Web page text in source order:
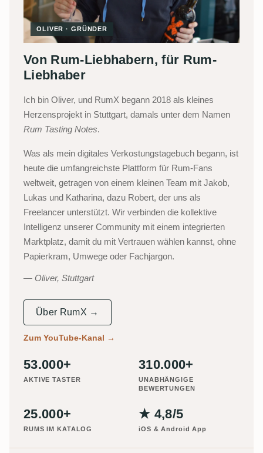
OLIVER · GRÜNDER
Von Rum-Liebhabern, für Rum-
Liebhaber
Ich bin Oliver, und RumX begann 2018 als kleines
Herzensprojekt in Stuttgart, damals unter dem Namen
Rum Tasting Notes.
Was als mein digitales Verkostungstagebuch begann, ist
heute die umfangreichste Plattform für Rum-Fans
weltweit, getragen von einem kleinen Team mit Jakob,
Lukas und Katharina, dazu Robert, der uns als
Freelancer unterstützt. Wir verbinden die kollektive
Intelligenz unserer Community mit einem integrierten
Marktplatz, damit du mit Vertrauen wählen kannst, ohne
Papierkram, Umwege oder Fachjargon.
Oliver, Stuttgart
Über RumX →
Zum YouTube-Kanal →
53.000+
AKTIVE TASTER
310.000+
UNABHÄNGIGE
BEWERTUNGEN
25.000+
RUMS IM KATALOG
★ 4,8/5
iOS & Android App